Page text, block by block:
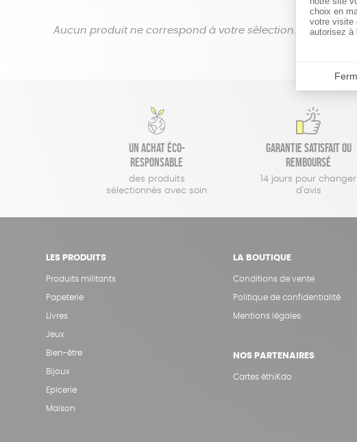
Aucun produit ne correspond à votre sélection.
Un achat éco-
responsable
des produits
sélectionnés avec soin
Garantie satisfait ou
remboursé
14 jours pour changer
d'avis
LES PRODUITS
Produits militants
Papeterie
Livres
Jeux
Bien-être
Bijoux
Epicerie
Maison
LA BOUTIQUE
Conditions de vente
Politique de confidentialité
Mentions légales
NOS PARTENAIRES
Cartes éthiKdo